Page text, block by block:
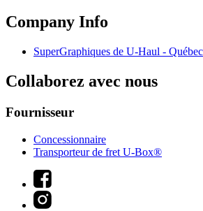
Company Info
SuperGraphiques de U-Haul - Québec
Collaborez avec nous
Fournisseur
Concessionnaire
Transporteur de fret U-Box®